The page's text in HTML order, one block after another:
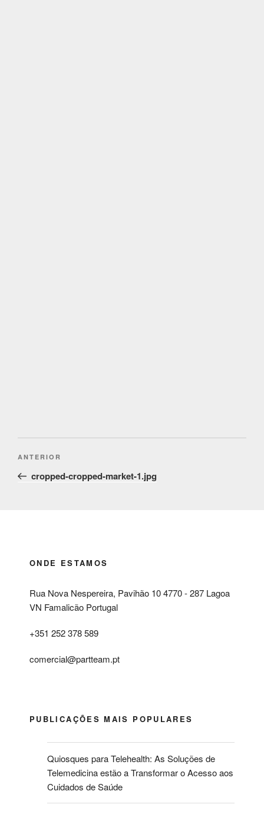
Post
navigation
Conteúdo
anterior
ANTERIOR
cropped-cropped-market-1.jpg
ONDE ESTAMOS
Rua Nova Nespereira, Pavihão 10 4770 - 287 Lagoa
VN Famalicão Portugal
+351 252 378 589
comercial@partteam.pt
PUBLICAÇÕES MAIS POPULARES
Quiosques para Telehealth: As Soluções de
Telemedicina estão a Transformar o Acesso aos
Cuidados de Saúde